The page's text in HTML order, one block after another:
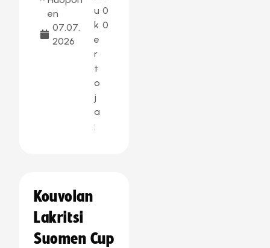
en
07.07.
2026
u
k
e
r
t
o
j
a
:
0
0
Kouvolan
Lakritsi
Suomen Cup